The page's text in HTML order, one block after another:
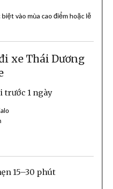
vào mùa cao điểm hoặc lễ
xe Thái Dương
trước 1 ngày
15–30 phút